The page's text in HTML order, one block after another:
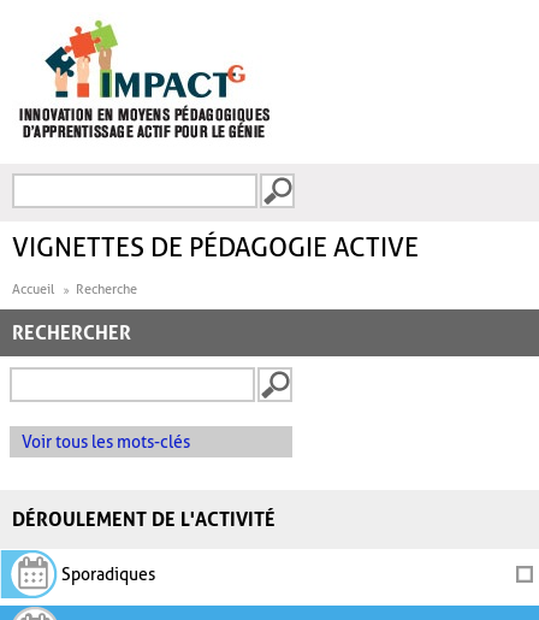
FORMULAIRE DE
VIGNETTES DE PÉDAGOGIE ACTIVE
Accueil Recherche
RECHERCHER
Voir tous les mots-clés
DÉROULEMENT DE L'ACTIVITÉ
Sporadiques